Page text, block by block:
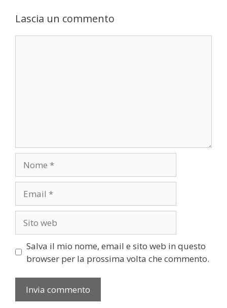
Lascia un commento
web
Salva il mio nome, email e sito web in questo
browser per la prossima volta che commento.